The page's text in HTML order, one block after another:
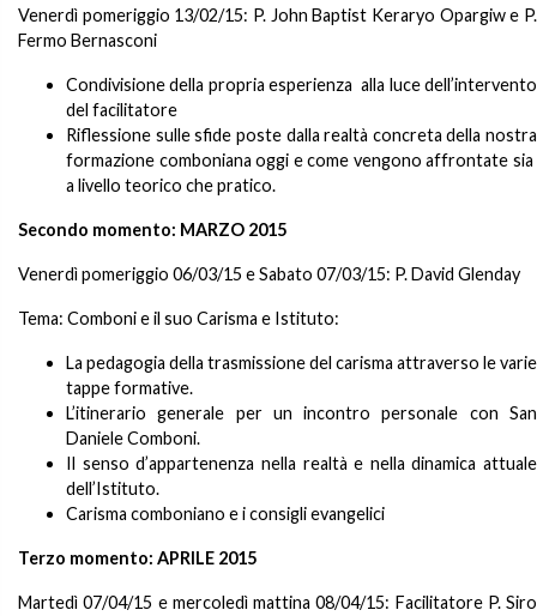
Venerdì pomeriggio 13/02/15: P. John Baptist Keraryo Opargiw e P.
Fermo Bernasconi
Condivisione della propria esperienza alla luce dell’intervento
del facilitatore
Riflessione sulle sfide poste dalla realtà concreta della nostra
formazione comboniana oggi e come vengono affrontate sia
a livello teorico che pratico.
Secondo momento: MARZO 2015
Venerdì pomeriggio 06/03/15 e Sabato 07/03/15: P. David Glenday
Tema: Comboni e il suo Carisma e Istituto:
La pedagogia della trasmissione del carisma attraverso le varie
tappe formative.
L’itinerario generale per un incontro personale con San
Daniele Comboni.
Il senso d’appartenenza nella realtà e nella dinamica attuale
dell’Istituto.
Carisma comboniano e i consigli evangelici
Terzo momento: APRILE 2015
Martedì 07/04/15 e mercoledì mattina 08/04/15: Facilitatore P. Siro